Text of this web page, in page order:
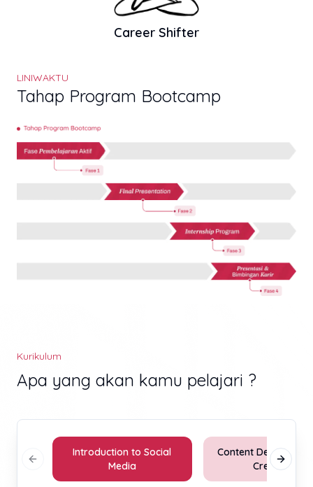
Career Shifter
LINIWAKTU
Tahap Program Bootcamp
Kurikulum
Apa yang akan kamu pelajari ?
Introduction to Social
Media
Content
Creation
Previous slide Next